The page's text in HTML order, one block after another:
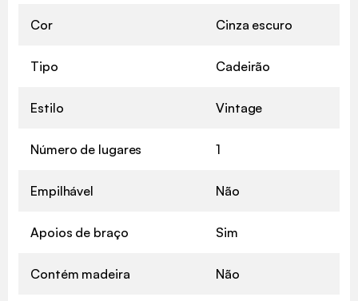
Cor Cinza escuro
Tipo Cadeirão
Estilo Vintage
Número de lugares 1
Empilhável Não
Apoios de braço Sim
Contém madeira Não